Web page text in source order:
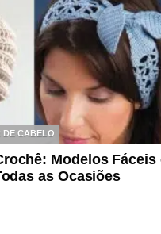
DE CABELO
Modelos Fáceis
as Ocasiões